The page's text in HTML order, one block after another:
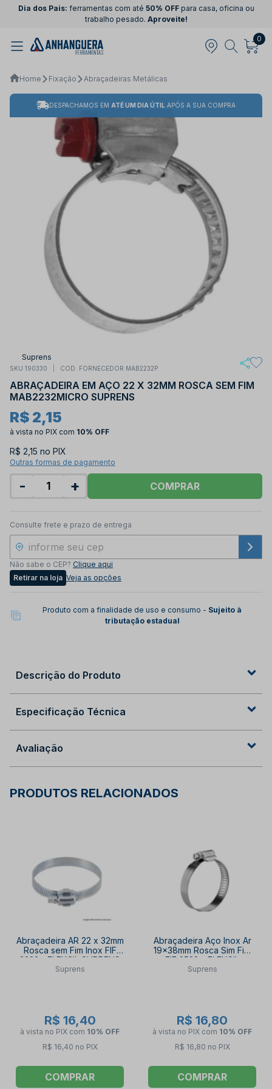
Dia dos Pais: ferramentas com até 50% OFFpara casa, oficina ou
trabalho pesado. Aproveite!
0
Home Fixação Abraçadeiras Metálicas
DESPACHAMOS EM ATÉ UM DIA ÚTIL APÓS A SUA COMPRA
Suprens
SKU 190330 COD. FORNECEDOR MAB2232P
ABRAÇADEIRA EM AÇO 22 X 32MM ROSCA SEM FIM
MAB2232MICRO SUPRENS
R$ 2,15
à vista no PIX com 10% OFF
R$ 2,15 no PIX
Outras formas de pagamento
- + COMPRAR
Consulte frete e prazo de entrega
Não sabe o CEP? Clique aqui
Retirar na loja Veja as opções
Produto com a finalidade de uso e consumo - Sujeito à
tributação estadual
Descrição do Produto
Especificação Técnica
Avaliação
PRODUTOS RELACIONADOS
Abraçadeira AR 22 x 32mm
Rosca sem Fim Inox FIF
2232 - FLEXSIL SUPRENS
Suprens
R$ 16,40
à vista no PIX com 10% OFF
R$ 16,40 no PIX
COMPRAR
Abraçadeira Aço Inox Ar
19x38mm Rosca Sim Fim
FIF 2538 - FLEXSIL
SUPRENS
Suprens
R$ 16,80
à vista no PIX com 10% OFF
R$ 16,80 no PIX
COMPRAR